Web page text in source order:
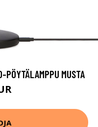
MUSTA